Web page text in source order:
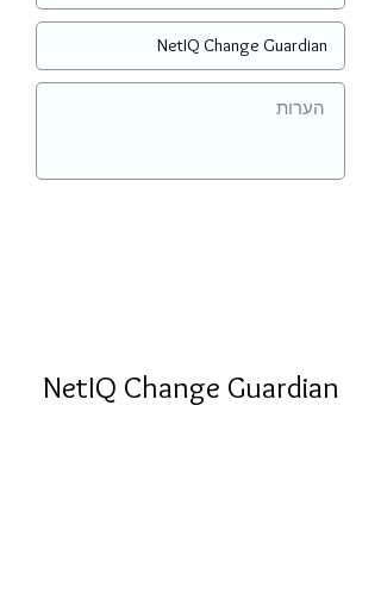
NetIQ Change Guardian